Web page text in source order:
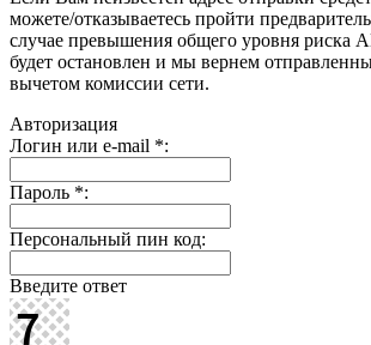
можете/отказываетесь пройти
случае превышения общего уровня риска
будет остановлен и мы вернем
вычетом комиссии сети.
Авторизация
Логин или e-mail *:
Пароль *:
Персональный пин код:
Введите ответ